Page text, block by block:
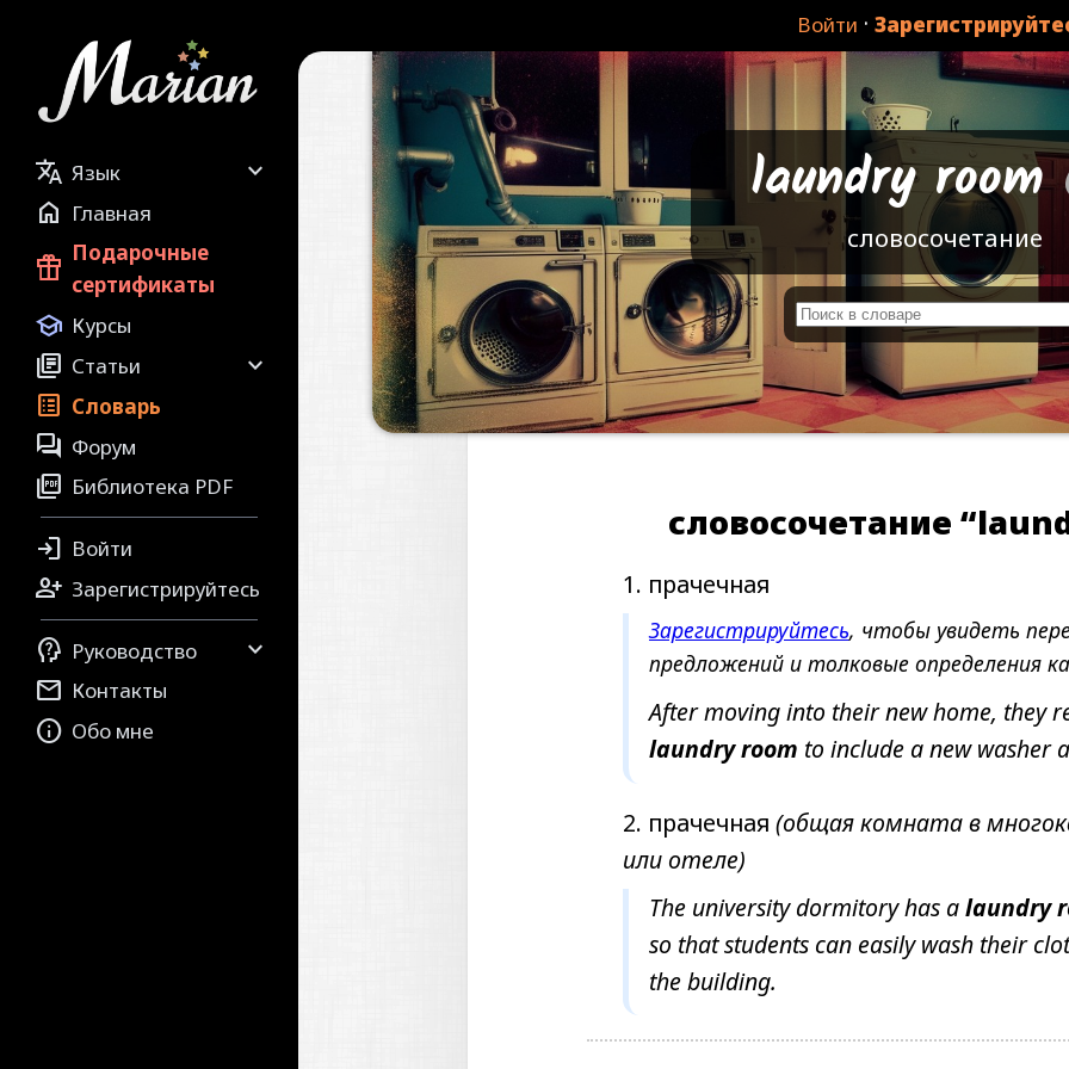
Войти ·
 Язык

 Главная
 Подарочные
сертификаты
 Курсы
 Статьи

 Словарь
 Форум
 Библиотека PDF
 Войти
 Зарегистрируйтесь
 Руководство

 Контакты
 Обо мне
laundry room
словосочетание
словосочетание
прачечная
Зарегистрируйтесь, чтобы увидеть
предложений и толковые определения
After moving into their new home, they
laundryroom to include a new washer
прачечная (общая комната в
или отеле)
The university dormitory has alaundry
so that students can easily wash their
the building.